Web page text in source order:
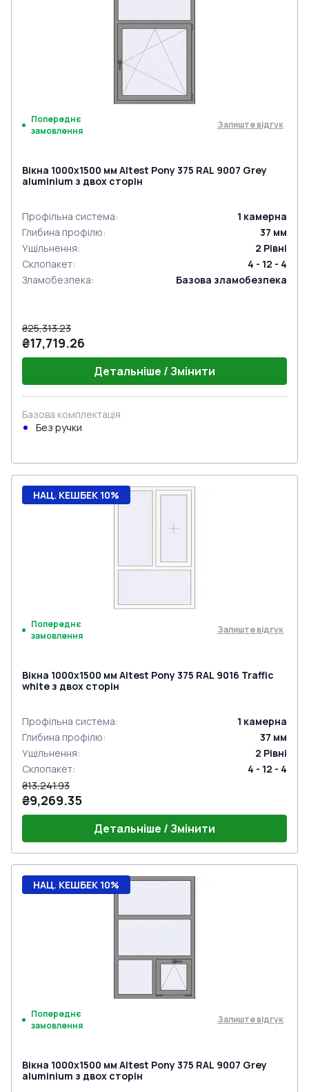
Попереднє
замовлення
Залиште відгук
Вікна 1000x1500 мм Altest Pony 375 RAL 9007 Grey
aluminium з двох сторін
Профільна система: 1 камерна
Глибина профілю: 37 мм
Ущільнення: 2 Рівні
Склопакет:
4 - 12 - 4
Зламобезпека: Базова зламобезпека
₴25,313.23
₴17,719.26
Детальніше / Змінити
Базова комплектація
Без ручки
НАЦ. КЕШБЕК 10%
Попереднє
замовлення
Залиште відгук
Вікна 1000x1500 мм Altest Pony 375 RAL 9016 Traffic
white з двох сторін
Профільна система: 1 камерна
Глибина профілю: 37 мм
Ущільнення: 2 Рівні
Склопакет:
4 - 12 - 4
₴13,241.93
₴9,269.35
Детальніше / Змінити
НАЦ. КЕШБЕК 10%
Попереднє
замовлення
Залиште відгук
Вікна 1000x1500 мм Altest Pony 375 RAL 9007 Grey
aluminium з двох сторін